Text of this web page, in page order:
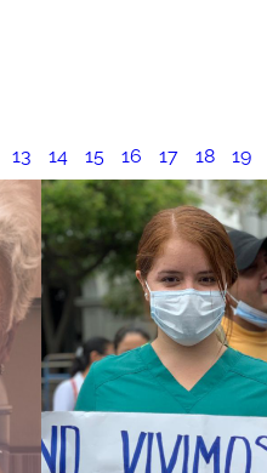
13 14 15 16 17 18 19